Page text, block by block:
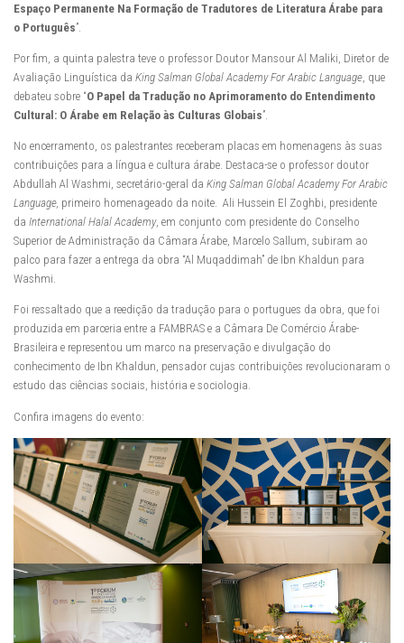
Espaço Permanente Na Formação de Tradutores de Literatura Árabe para
o Português”.
Por fim, a quinta palestra teve o professor Doutor Mansour Al Maliki, Diretor de
Avaliação Linguística da King Salman Global Academy For Arabic Language , que
debateu sobre “O Papel da Tradução no Aprimoramento do Entendimento
Cultural: O Árabe em Relação às Culturas Globais”.
No encerramento, os palestrantes receberam placas em homenagens às suas
contribuições para a língua e cultura árabe. Destaca-se o professor doutor
Abdullah Al Washmi, secretário-geral da King Salman Global Academy For Arabic
Language, primeiro homenageado da noite. Ali Hussein El Zoghbi, presidente
da International Halal Academy, em conjunto com presidente do Conselho
Superior de Administração da Câmara Árabe, Marcelo Sallum, subiram ao
palco para fazer a entrega da obra “Al Muqaddimah” de Ibn Khaldun para
Washmi.
Foi ressaltado que a reedição da tradução para o portugues da obra, que foi
produzida em parceria entre a FAMBRAS e a Câmara De Comércio Árabe-
Brasileira e representou um marco na preservação e divulgação do
conhecimento de Ibn Khaldun, pensador cujas contribuições revolucionaram o
estudo das ciências sociais, história e sociologia.
Confira imagens do evento: